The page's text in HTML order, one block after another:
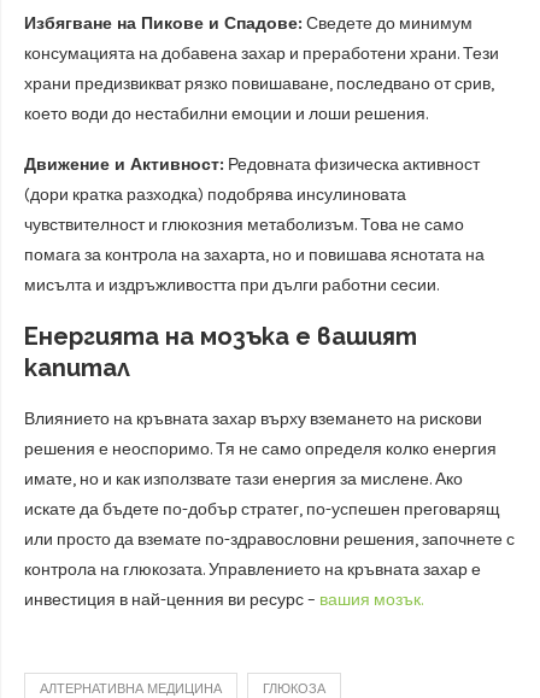
Избягване на Пикове и Спадове: Сведете до минимум
консумацията на добавена захар и преработени храни. Тези
храни предизвикват рязко повишаване, последвано от срив,
което води до нестабилни емоции и лоши решения.
Движение и Активност: Редовната физическа активност
(дори кратка разходка) подобрява инсулиновата
чувствителност и глюкозния метаболизъм. Това не само
помага за контрола на захарта, но и повишава яснотата на
мисълта и издръжливостта при дълги работни сесии.
Енергията на мозъка е вашият
капитал
Влиянието на кръвната захар върху вземането на рискови
решения е неоспоримо. Тя не само определя колко енергия
имате, но и как използвате тази енергия за мислене. Ако
искате да бъдете по-добър стратег, по-успешен преговарящ
или просто да вземате по-здравословни решения, започнете с
контрола на глюкозата. Управлението на кръвната захар е
инвестиция в най-ценния ви ресурс – вашия мозък.
АЛТЕРНАТИВНА МЕДИЦИНА ГЛЮКОЗА